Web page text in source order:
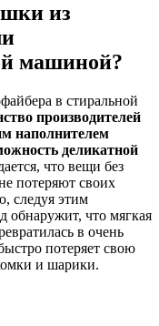
из
машиной?
в стиральной
производителей
наполнителем
деликатной
что вещи без
потеряют своих
следуя этим
обнаружит, что мягкая
в очень
потеряет свою
и шарики.